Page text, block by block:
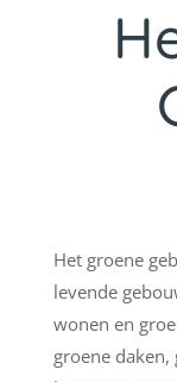
Het groene
levende
wonen en
groene